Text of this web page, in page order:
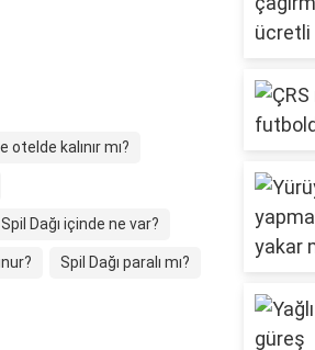
otelde kalınır mı?
Spil Dağı içinde ne var?
Spil Dağı paralı mı?